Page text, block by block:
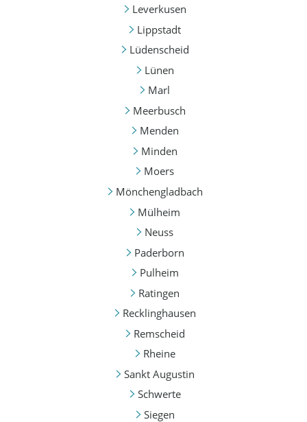
Leverkusen
Lippstadt
Lüdenscheid
Lünen
Marl
Meerbusch
Menden
Minden
Moers
Mönchengladbach
Mülheim
Neuss
Paderborn
Pulheim
Ratingen
Recklinghausen
Remscheid
Rheine
Sankt Augustin
Schwerte
Siegen